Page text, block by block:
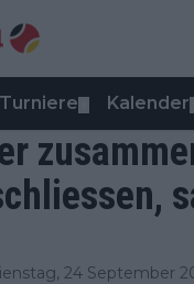
Turniere Kalender
24 September